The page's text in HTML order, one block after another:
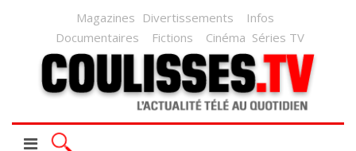
Magazines Divertissements
Infos
Documentaires
Fictions Cinéma Séries TV